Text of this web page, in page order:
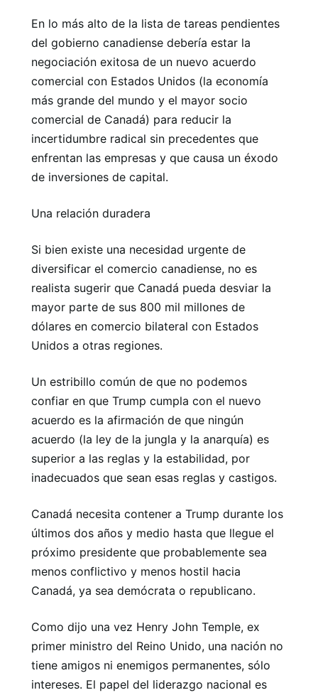
En lo más alto de la lista de tareas pendientes
del gobierno canadiense debería estar la
negociación exitosa de un nuevo acuerdo
comercial con Estados Unidos (la economía
más grande del mundo y el mayor socio
comercial de Canadá) para reducir la
incertidumbre radical sin precedentes que
enfrentan las empresas y que causa un éxodo
de inversiones de capital.
Una relación duradera
Si bien existe una necesidad urgente de
diversificar el comercio canadiense, no es
realista sugerir que Canadá pueda desviar la
mayor parte de sus 800 mil millones de
dólares en comercio bilateral con Estados
Unidos a otras regiones.
Un estribillo común de que no podemos
confiar en que Trump cumpla con el nuevo
acuerdo es la afirmación de que ningún
acuerdo (la ley de la jungla y la anarquía) es
superior a las reglas y la estabilidad, por
inadecuados que sean esas reglas y castigos.
Canadá necesita contener a Trump durante los
últimos dos años y medio hasta que llegue el
próximo presidente que probablemente sea
menos conflictivo y menos hostil hacia
Canadá, ya sea demócrata o republicano.
Como dijo una vez Henry John Temple, ex
primer ministro del Reino Unido, una nación no
tiene amigos ni enemigos permanentes, sólo
intereses. El papel del liderazgo nacional es